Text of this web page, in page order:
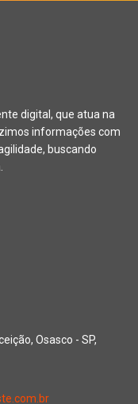
digital, que atua na
informações com
buscando
Osasco - SP,